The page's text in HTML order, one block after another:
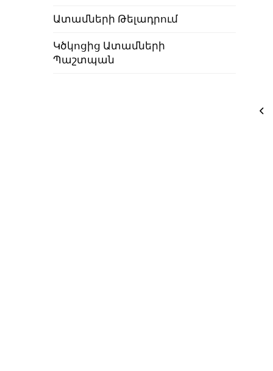
Ատամների Թելադրում
Կծկոցից Ատամների
Պաշտպան